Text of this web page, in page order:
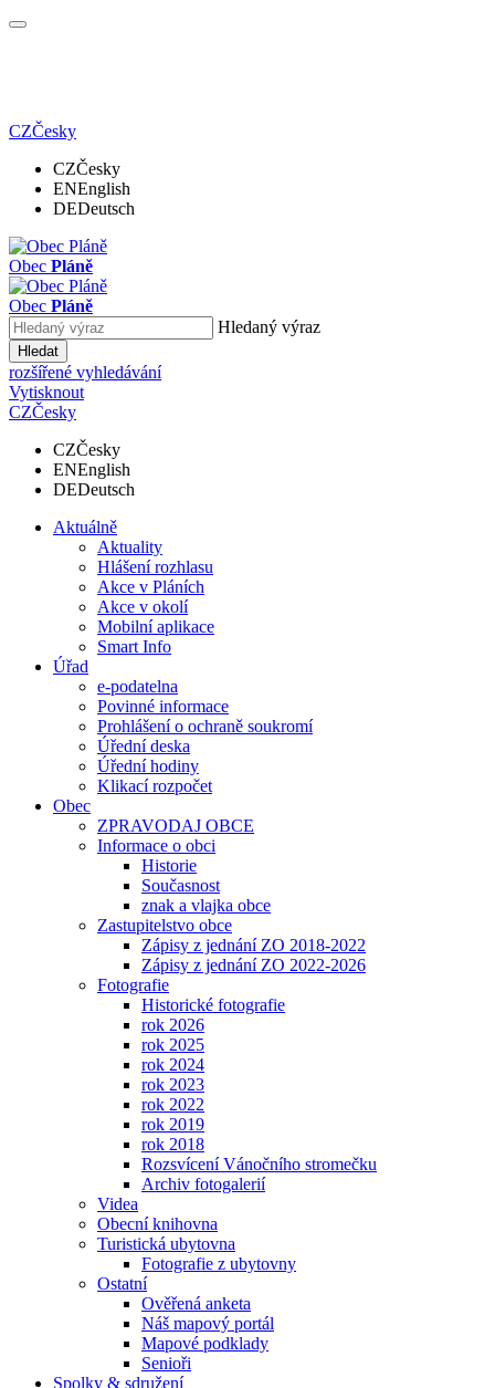
CZČesky
CZČesky
ENEnglish
DEDeutsch
Obec Pláně
Obec Pláně
Hledaný výraz
Hledat
rozšířené vyhledávání
Vytisknout
CZČesky
CZČesky
ENEnglish
DEDeutsch
Aktuálně
Aktuality
Hlášení rozhlasu
Akce v Pláních
Akce v okolí
Mobilní aplikace
Smart Info
Úřad
e-podatelna
Povinné informace
Prohlášení o ochraně soukromí
Úřední deska
Úřední hodiny
Klikací rozpočet
Obec
ZPRAVODAJ OBCE
Informace o obci
Historie
Současnost
znak a vlajka obce
Zastupitelstvo obce
Zápisy z jednání ZO 2018-2022
Zápisy z jednání ZO 2022-2026
Fotografie
Historické fotografie
rok 2026
rok 2025
rok 2024
rok 2023
rok 2022
rok 2019
rok 2018
Rozsvícení Vánočního stromečku
Archiv fotogalerií
Videa
Obecní knihovna
Turistická ubytovna
Fotografie z ubytovny
Ostatní
Ověřená anketa
Náš mapový portál
Mapové podklady
Senioři
Spolky & sdružení